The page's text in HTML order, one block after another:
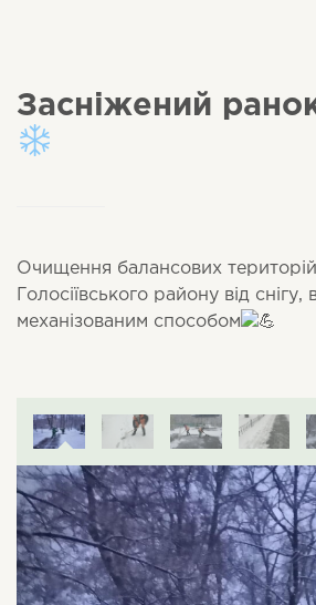
Засніжений
Очищення балансових
Голосіївського району від снігу,
механізованим способом